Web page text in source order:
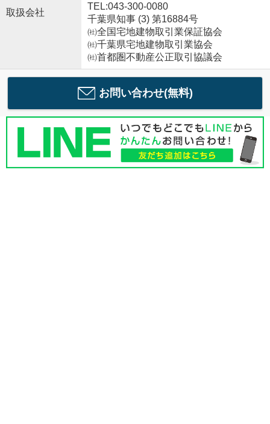
取扱会社
TEL:043-300-0080
千葉県知事 (3) 第16884号
㈳全国宅地建物取引業保証協会
㈳千葉県宅地建物取引業協会
㈳首都圏不動産公正取引協議会
お問い合わせ(無料)